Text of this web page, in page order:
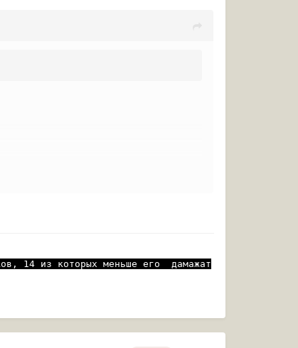
14 из которых меньше его  дамажат